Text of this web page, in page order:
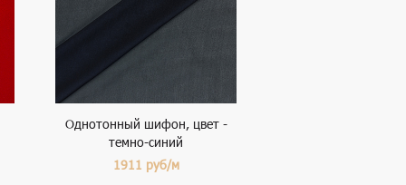
Однотонный шифон, цвет -
темно-синий
1911 руб/м